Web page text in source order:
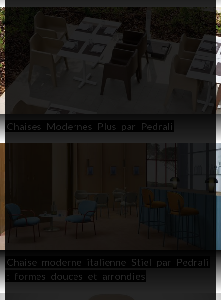
Chaises Modernes Plus par Pedrali
Chaise moderne italienne Stiel par Pedrali
: formes douces et arrondies